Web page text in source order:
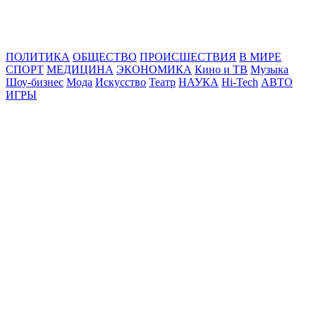
ПОЛИТИКА ОБЩЕСТВО ПРОИСШЕСТВИЯ В МИРЕ
СПОРТ МЕДИЦИНА ЭКОНОМИКА Кино и ТВ Музыка
Шоу-бизнес Мода Искусство Театр НАУКА Hi-Tech АВТО
ИГРЫ